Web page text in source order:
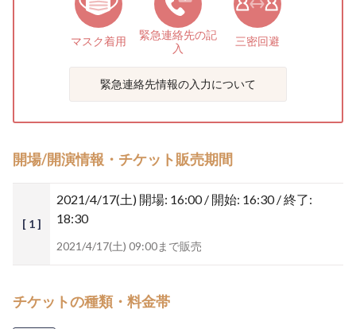
マスク着用 緊急連絡先の記
入
三密回避
緊急連絡先情報の入力について
開場/開演情報・チケット販売期間
[ 1 ]
2021/4/17(土) 開場: 16:00 / 開始: 16:30 / 終了:
18:30
2021/4/17(土) 09:00まで販売
チケットの種類・料金帯